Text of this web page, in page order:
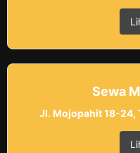
Sewa
Jl. Mojopahit 18-24,